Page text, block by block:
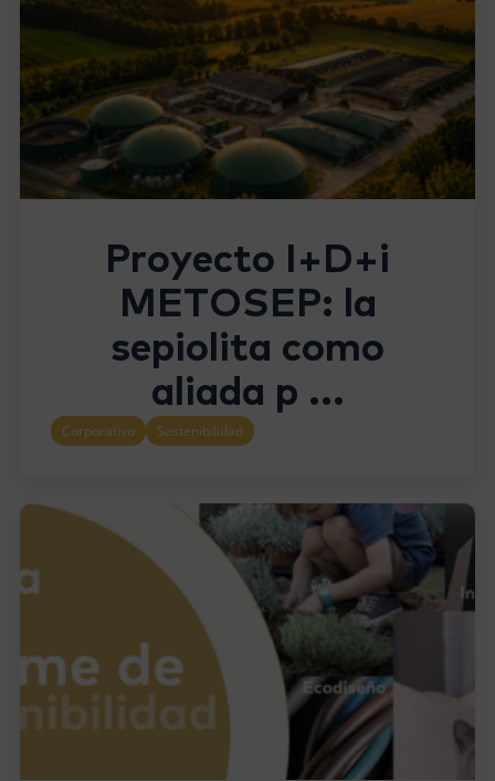
Proyecto I+D+i
METOSEP: la
sepiolita como
aliada p ...
Corporativo Sostenibilidad